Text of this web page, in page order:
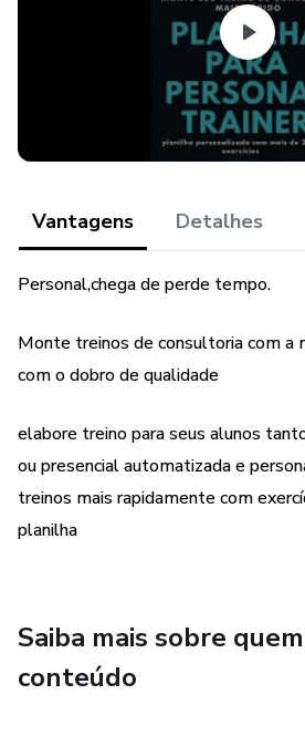
ALÉM DA PLANILHA DE TREINO
*PLANILHA DE AVALIAÇÃO
* QUESTIONÁRIO DE ANAMNESE
Vantagens Detalhes
Personal,chega de perde tempo.
Monte treinos de consultoria com a
com o dobro de qualidade
elabore treino para seus alunos
ou presencial automatizada e
treinos mais rapidamente com
planilha
Saiba mais sobre
conteúdo